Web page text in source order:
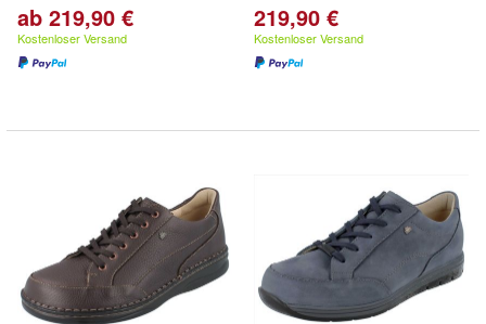
ab 219,90 €
Kostenloser Versand
219,90 €
Kostenloser Versand